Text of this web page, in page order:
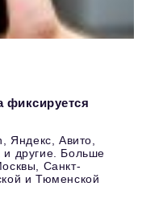
фиксируется
Яндекс, Авито,
другие. Больше
Санкт-
и Тюменской